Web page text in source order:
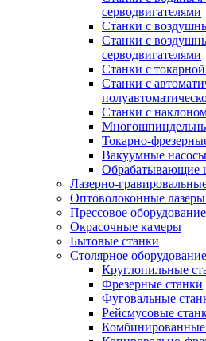
серводвигателями
Станки с
Станки с
серводвигателями
Станки с
Станки с
Станки с
Токарно-
Вакуумные насосы
Обрабатывающие
Лазерно-
Оптоволоконные
Прессовое оборудование
Окрасочные камеры
Бытовые станки
Столярное оборудование
Круглопильные
Фрезерные станки
Фуговальные
Рейсмусовые
Комбинированные